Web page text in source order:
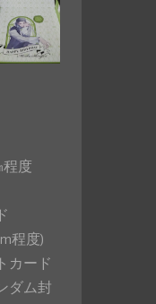
程度
程度)
カード
ダム封